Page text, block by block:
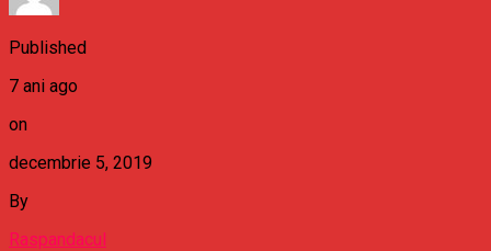
Published
7 ani ago
on
decembrie 5, 2019
By
Raspandacul